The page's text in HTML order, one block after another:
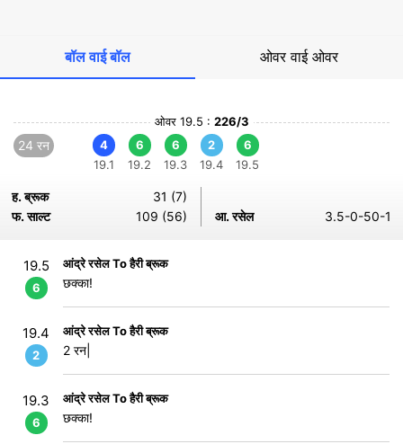
बॉल वाई बॉल ओवर वाई ओवर
ओवर 19.5 : 226/3
24 रन
4
19.1
6
19.2
6
19.3
2
19.4
6
19.5
ह. ब्रूक
31 (7)
फ. साल्ट
109 (56) आ. रसेल 3.5-0-50-1
19.5
6
आंद्रे रसेल To हैरी ब्रूक
छक्का!
19.4
2
आंद्रे रसेल To हैरी ब्रूक
2 रन|
19.3
6
आंद्रे रसेल To हैरी ब्रूक
छक्का!